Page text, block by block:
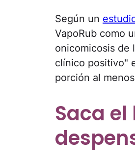
Según un
VapoRub como
onicomicosis de
clínico positivo"
porción al
Saca